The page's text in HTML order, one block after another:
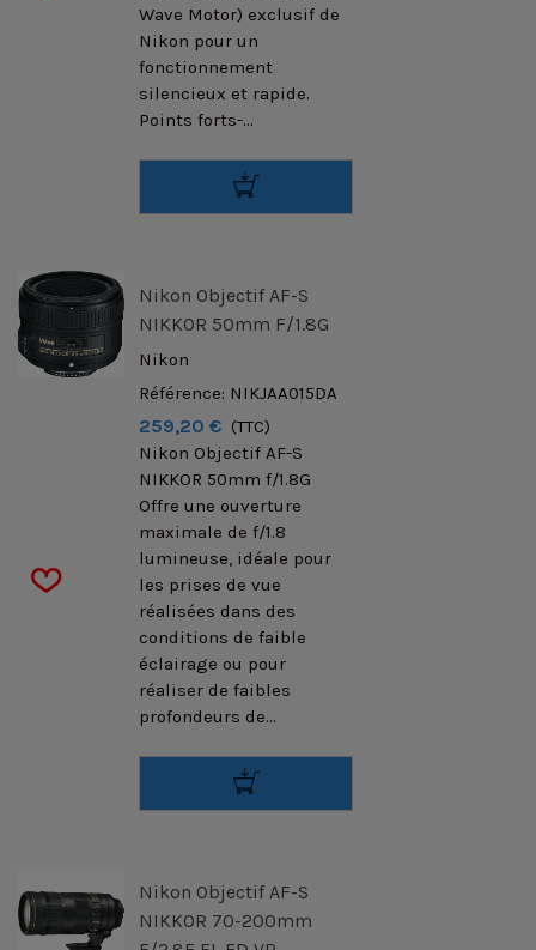
Wave Motor) exclusif de
Nikon pour un
fonctionnement
silencieux et rapide.
Points forts-...
Nikon Objectif AF-S
NIKKOR 50mm F/1.8G
Nikon
Référence: NIKJAA015DA
259,20 € (TTC)
Nikon Objectif AF-S
NIKKOR 50mm f/1.8G
Offre une ouverture
maximale de f/1.8
lumineuse, idéale pour
les prises de vue
réalisées dans des
conditions de faible
éclairage ou pour
réaliser de faibles
profondeurs de...
Nikon Objectif AF-S
NIKKOR 70-200mm